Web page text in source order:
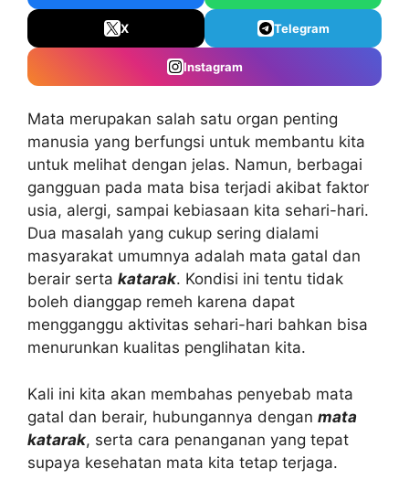
X Telegram
Instagram
Mata merupakan salah satu organ penting
manusia yang berfungsi untuk membantu kita
untuk melihat dengan jelas. Namun, berbagai
gangguan pada mata bisa terjadi akibat faktor
usia, alergi, sampai kebiasaan kita sehari-hari.
Dua masalah yang cukup sering dialami
masyarakat umumnya adalah mata gatal dan
berair serta katarak. Kondisi ini tentu tidak
boleh dianggap remeh karena dapat
mengganggu aktivitas sehari-hari bahkan bisa
menurunkan kualitas penglihatan kita.
Kali ini kita akan membahas penyebab mata
gatal dan berair, hubungannya dengan mata
katarak, serta cara penanganan yang tepat
supaya kesehatan mata kita tetap terjaga.